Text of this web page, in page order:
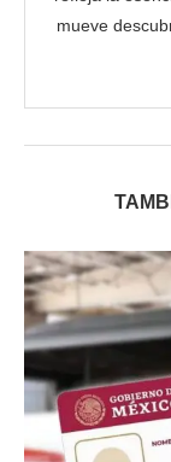
mueve